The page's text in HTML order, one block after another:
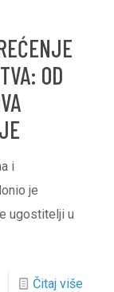
OD
i
je
ugostitelji u
Čitaj više